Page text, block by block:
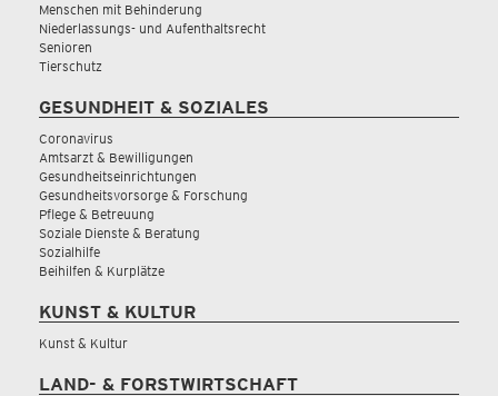
Menschen mit Behinderung
Niederlassungs- und Aufenthaltsrecht
Senioren
Tierschutz
GESUNDHEIT & SOZIALES
Coronavirus
Amtsarzt & Bewilligungen
Gesundheitseinrichtungen
Gesundheitsvorsorge & Forschung
Pflege & Betreuung
Soziale Dienste & Beratung
Sozialhilfe
Beihilfen & Kurplätze
KUNST & KULTUR
Kunst & Kultur
LAND- & FORSTWIRTSCHAFT